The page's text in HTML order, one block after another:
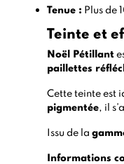
Tenue : Plus de
Teinte et
Noël Pétillant
paillettes
Cette teinte est
pigmentée, il
Issu de la
Informations